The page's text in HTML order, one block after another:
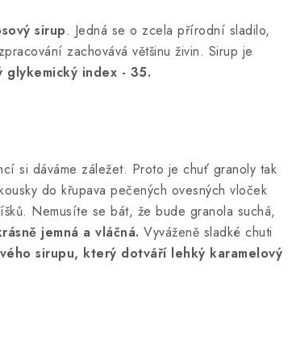
sirup. Jedná se o zcela přírodní sladilo,
zachovává většinu živin. Sirup je
glykemický index - 35.
si dáváme záležet. Proto je chuť granoly tak
do křupava pečených ovesných vloček
Nemusíte se bát, že bude granola suchá,
jemná a vláčná. Vyváženě sladké chuti
sirupu, který dotváří lehký karamelový